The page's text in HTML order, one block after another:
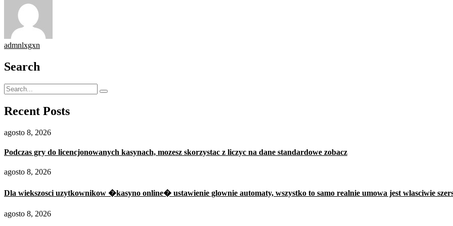
admnlxgxn
Search
Recent Posts
agosto 8, 2026
Podczas gry do licencjonowanych kasynach, mozesz skorzystac z liczyc na dane standardowe zobacz
agosto 8, 2026
Dla wiekszosci uzytkownikow �kasyno online� ustawienie glownie automaty, wszystko to samo realnie umowa jest wlasciwie
agosto 8, 2026